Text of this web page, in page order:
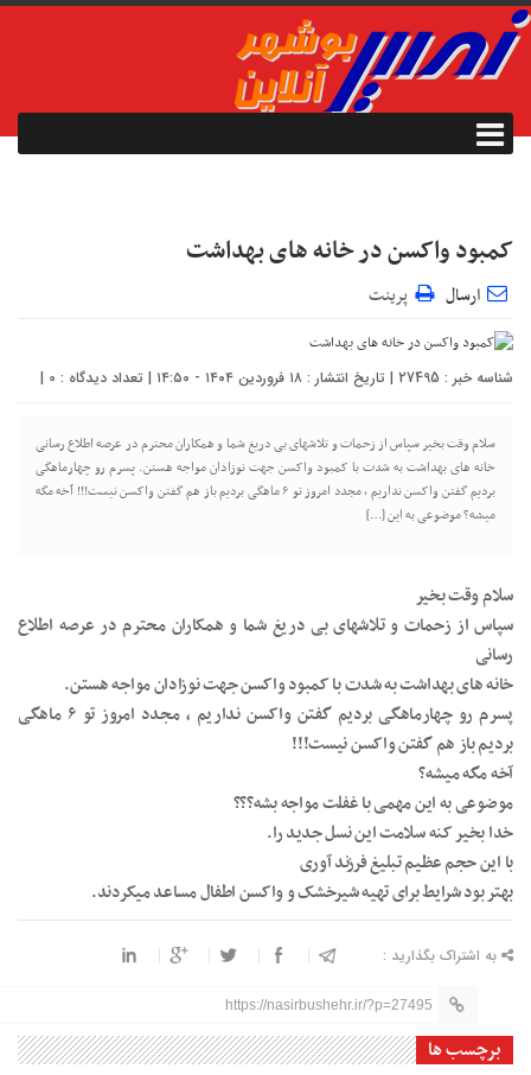
کمبود واکسن در خانه های بهداشت
ارسال پرینت
شناسه خبر : 27495 | تاریخ انتشار : ۱۸ فروردین ۱۴۰۴ - ۱۴:۵۰ | تعداد دیدگاه : 0
|
سلام وقت بخیر سپاس از زحمات و تلاشهای بی دریغ شما و همکاران محترم در عرصه اطلاع رسانی
خانه های بهداشت به شدت با کمبود واکسن جهت نوزادان مواجه هستن. پسرم رو چهارماهگی
بردیم گفتن واکسن نداریم ، مجدد امروز تو ۶ ماهگی بردیم باز هم گفتن واکسن نیست!!! آخه مگه
میشه؟ موضوعی به این […]
سلام وقت بخیر
سپاس از زحمات و تلاشهای بی دریغ شما و همکاران محترم در عرصه اطلاع
رسانی
خانه های بهداشت به شدت با کمبود واکسن جهت نوزادان مواجه هستن.
پسرم رو چهارماهگی بردیم گفتن واکسن نداریم ، مجدد امروز تو ۶ ماهگی
بردیم باز هم گفتن واکسن نیست!!!
آخه مگه میشه؟
موضوعی به این مهمی با غفلت مواجه بشه؟؟؟
خدا بخیر کنه سلامت این نسل جدید را.
با این حجم عظیم تبلیغ فرزند آوری
بهتر بود شرایط برای تهیه شیرخشک و واکسن اطفال مساعد میکردند.
به اشتراک بگذارید :
https://nasirbushehr.ir/?p=27495
برچسب ها